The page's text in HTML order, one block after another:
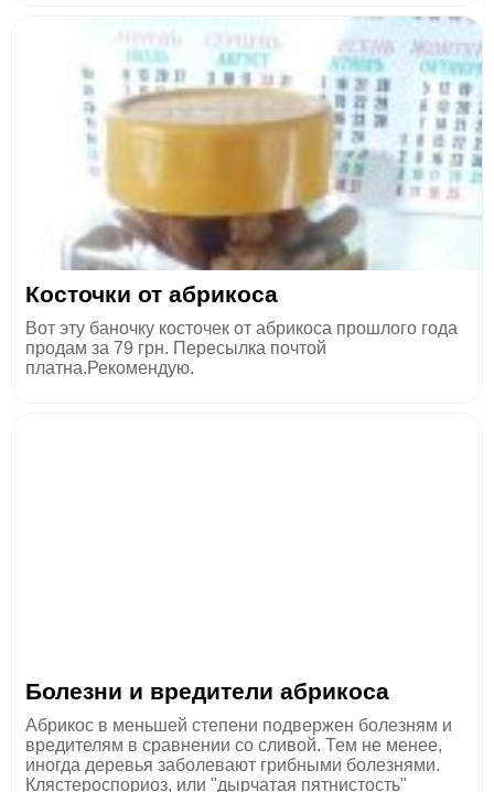
Косточки от абрикоса
Вот эту баночку косточек от абрикоса прошлого года
продам за 79 грн. Пересылка почтой
платна.Рекомендую.
Болезни и вредители абрикоса
Абрикос в меньшей степени подвержен болезням и
вредителям в сравнении со сливой. Тем не менее,
иногда деревья заболевают грибными болезнями.
Клястероспориоз, или "дырчатая пятнистость"